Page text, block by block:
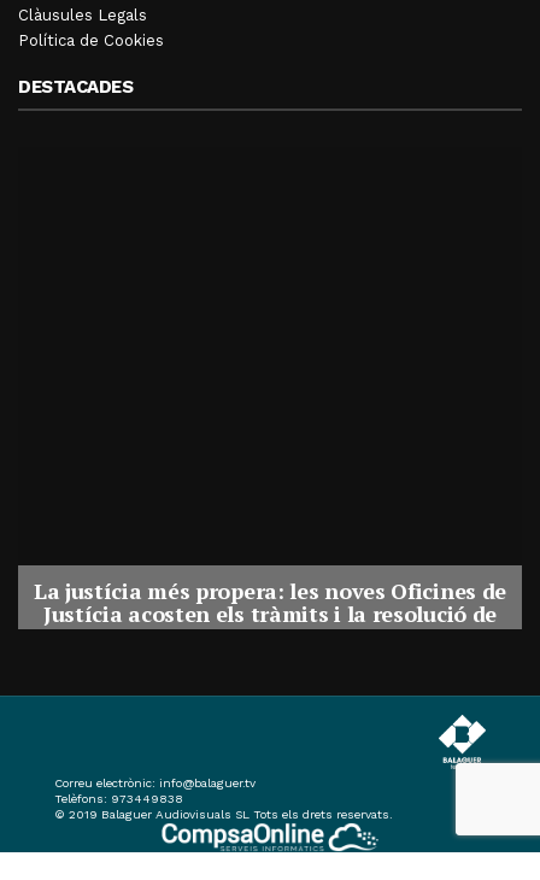
Clàusules Legals
Política de Cookies
DESTACADES
La justícia més propera: les noves Oficines de
Justícia acosten els tràmits i la resolució de
conflictes als municipis de Catalunya
Correu electrònic: info@balaguer.tv
Telèfons: 973449838
© 2019 Balaguer Audiovisuals SL Tots els drets reservats.